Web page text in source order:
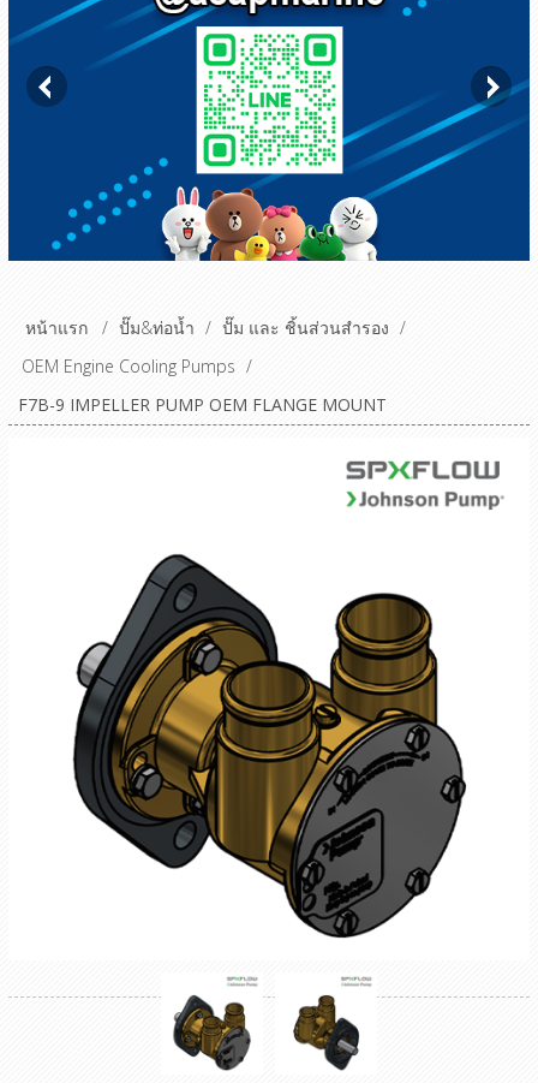
หน้าแรก / ปั๊ม&ท่อน้ำ / ปั๊ม และ ชิ้นส่วนสำรอง /
OEM Engine Cooling Pumps /
F7B-9 IMPELLER PUMP OEM FLANGE MOUNT